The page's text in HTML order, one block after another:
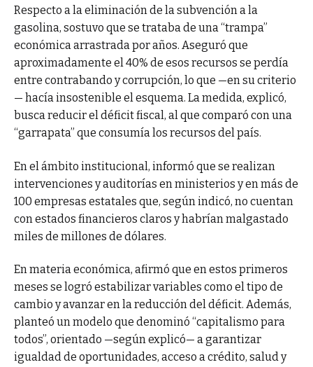
Respecto a la eliminación de la subvención a la
gasolina, sostuvo que se trataba de una “trampa”
económica arrastrada por años. Aseguró que
aproximadamente el 40% de esos recursos se perdía
entre contrabando y corrupción, lo que —en su criterio
— hacía insostenible el esquema. La medida, explicó,
busca reducir el déficit fiscal, al que comparó con una
“garrapata” que consumía los recursos del país.
En el ámbito institucional, informó que se realizan
intervenciones y auditorías en ministerios y en más de
100 empresas estatales que, según indicó, no cuentan
con estados financieros claros y habrían malgastado
miles de millones de dólares.
En materia económica, afirmó que en estos primeros
meses se logró estabilizar variables como el tipo de
cambio y avanzar en la reducción del déficit. Además,
planteó un modelo que denominó “capitalismo para
todos”, orientado —según explicó— a garantizar
igualdad de oportunidades, acceso a crédito, salud y